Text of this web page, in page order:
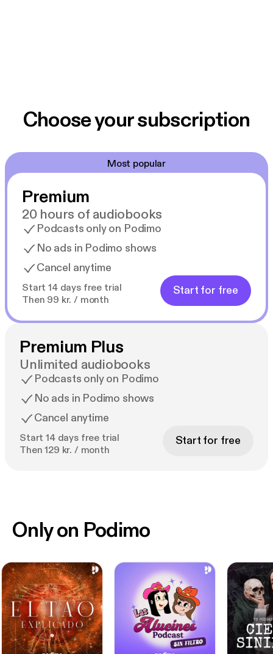
Choose your subscription
Most popular
Premium
20 hours of audiobooks
Podcasts only on Podimo
No ads in Podimo shows
Cancel anytime
Start 14 days free trial
Then 99 kr. / month
Start for free
Premium Plus
Unlimited audiobooks
Podcasts only on Podimo
No ads in Podimo shows
Cancel anytime
Start 14 days free trial
Then 129 kr. / month
Start for free
Only on Podimo